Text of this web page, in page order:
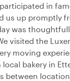
in
us up promptly
was
visited the
moving
bakery in
between